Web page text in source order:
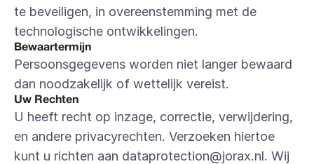
te beveiligen, in overeenstemming met de
technologische ontwikkelingen.
Bewaartermijn
Persoonsgegevens worden niet langer bewaard
dan noodzakelijk of wettelijk vereist.
Uw Rechten
U heeft recht op inzage, correctie, verwijdering,
en andere privacyrechten. Verzoeken hiertoe
kunt u richten aan dataprotection@jorax.nl. Wij